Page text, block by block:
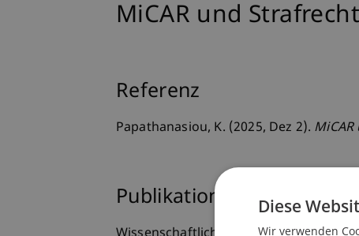
MiCAR und Strafrecht
Referenz
Papathanasiou, K. (2025, Dez 2).
Publikationsart Diese
Wir verwenden